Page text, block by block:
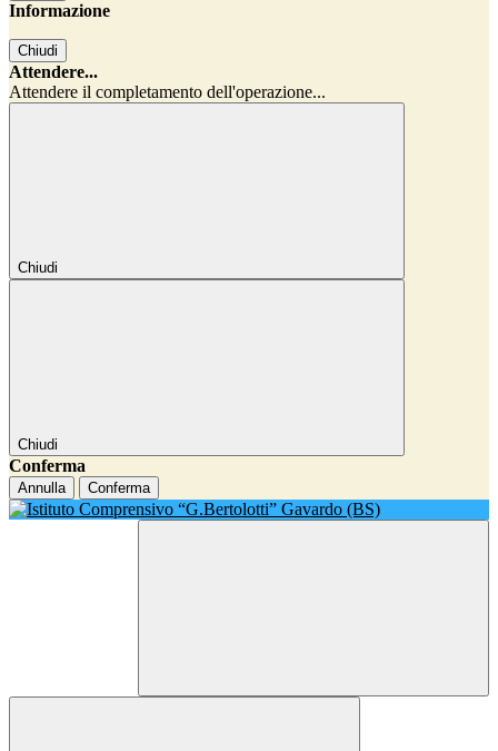
Informazione
Chiudi
Attendere...
Attendere il completamento dell'operazione...
Chiudi
Chiudi
Conferma
Annulla Conferma